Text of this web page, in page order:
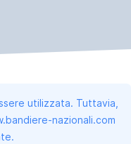
utilizzata. Tuttavia,
nazionali.com